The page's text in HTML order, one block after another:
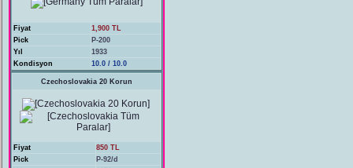
Fiyat
1,900 TL
Pick
P-200
Yıl
1933
Kondisyon
10.0 / 10.0
Czechoslovakia 20 Korun
Fiyat
850 TL
Pick
P-92/d